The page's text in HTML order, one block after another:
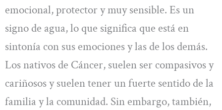
emocional, protector y muy sensible. Es un
signo de agua, lo que significa que está en
sintonía con sus emociones y las de los demás.
Los nativos de Cáncer, suelen ser compasivos y
cariñosos y suelen tener un fuerte sentido de la
familia y la comunidad. Sin embargo, también,